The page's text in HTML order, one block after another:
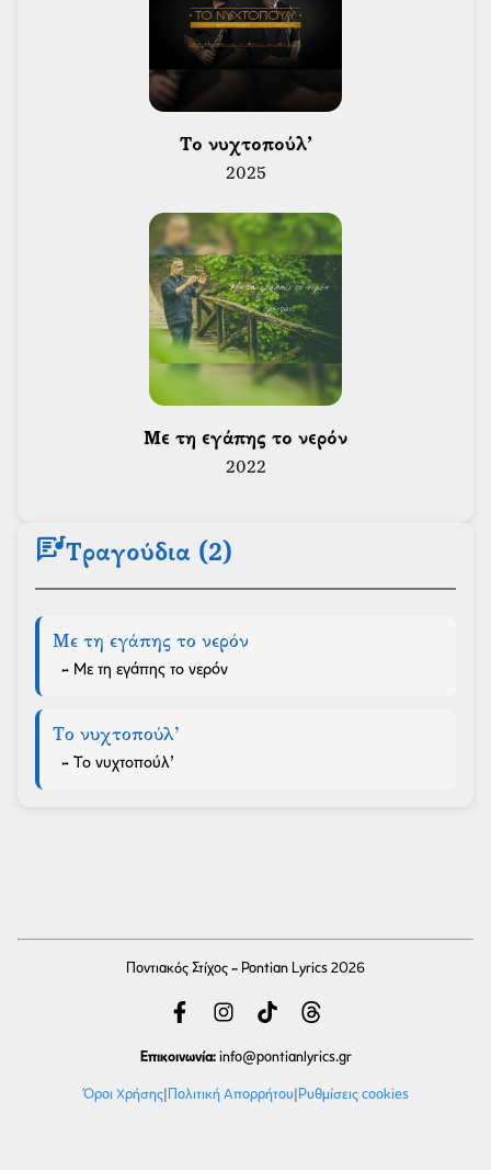
Το νυχτοπούλ’
2025
Με τη εγάπης το νερόν
2022
lyricsΤραγούδια (2)
Με τη εγάπης το νερόν
- Με τη εγάπης το νερόν
Το νυχτοπούλ’
- Το νυχτοπούλ’
Ποντιακός Στίχος - Pontian Lyrics 2026
Επικοινωνία: info@pontianlyrics.gr
Όροι Χρήσης| Πολιτική Απορρήτου| Ρυθμίσεις cookies